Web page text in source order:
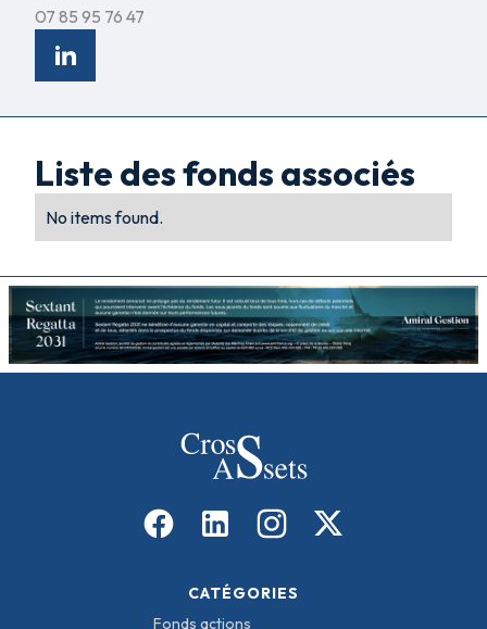
07 85 95 76 47
Liste des fonds associés
No items found.
CATÉGORIES
Fonds actions